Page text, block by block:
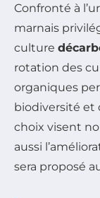
Confronté à
marnais
culture
rotation des
organiques
biodiversité et
choix visent
aussi
sera proposé